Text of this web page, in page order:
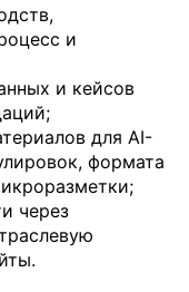
и
и кейсов
для AI-
формата
через